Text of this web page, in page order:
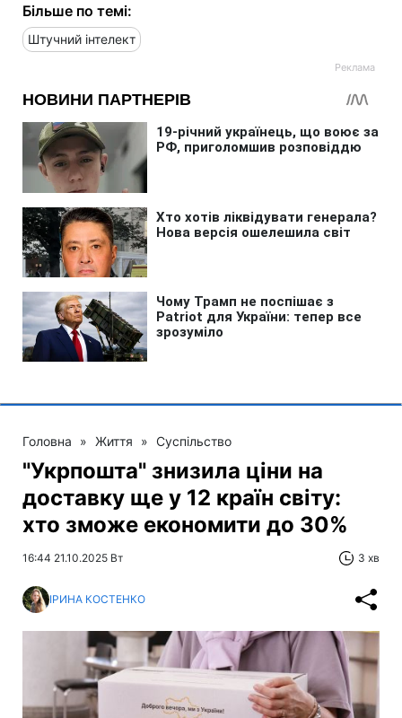
Більше по темі:
Штучний інтелект
Головна » Життя » Суспільство
"Укрпошта" знизила ціни на
доставку ще у 12 країн світу:
хто зможе економити до 30%
16:44 21.10.2025 Вт 3 хв
ІРИНА КОСТЕНКО